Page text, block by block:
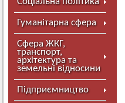
Гуманітарна сфера
Сфера ЖКГ,
транспорт,
архітектура та
земельні відносини
Підприємництво